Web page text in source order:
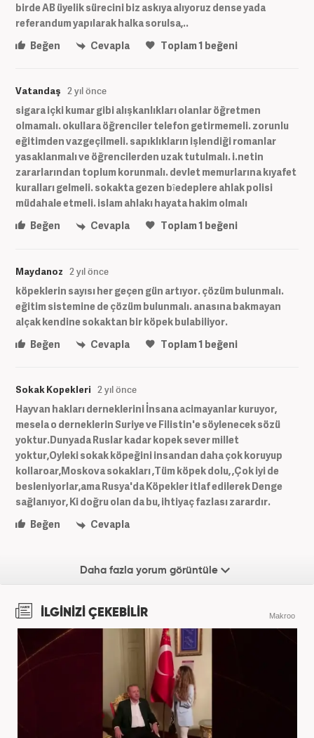
birde AB üyelik sürecini biz askıya alıyoruz dense yada
referandum yapılarak halka sorulsa,..
Beğen
Cevapla Toplam1 beğeni
Vatandaş 2 yıl önce
sigara içki kumar gibi alışkanlıkları olanlar öğretmen
olmamalı. okullara öğrenciler telefon getirmemeli. zorunlu
eğitimden vazgeçilmeli. sapıklıkların işlendiği romanlar
yasaklanmalı ve öğrencilerden uzak tutulmalı. i.netin
zararlarından toplum korunmalı. devlet memurlarına kıyafet
kuralları gelmeli. sokakta gezen bîedeplere ahlak polisi
müdahale etmeli. islam ahlakı hayata hakim olmalı
Beğen
Cevapla Toplam1 beğeni
Maydanoz 2 yıl önce
köpeklerin sayısı her geçen gün artıyor. çözüm bulunmalı.
eğitim sistemine de çözüm bulunmalı. anasına bakmayan
alçak kendine sokaktan bir köpek bulabiliyor.
Beğen
Cevapla Toplam1 beğeni
Sokak Kopekleri 2 yıl önce
Hayvan hakları derneklerini İnsana acimayanlar kuruyor,
mesela o derneklerin Suriye ve Filistin'e söylenecek sözü
yoktur.Dunyada Ruslar kadar kopek sever millet
yoktur,Oyleki sokak köpeğini insandan daha çok koruyup
kollaroar,Moskova sokakları ,Tüm köpek dolu, ,Çok iyi de
besleniyorlar,ama Rusya'da Köpekler itlaf edilerek Denge
sağlanıyor, Ki doğru olan da bu, ihtiyaç fazlası zarardır.
Beğen
Cevapla
Daha fazla yorum görüntüle
İLGİNİZİ ÇEKEBİLİR Makroo